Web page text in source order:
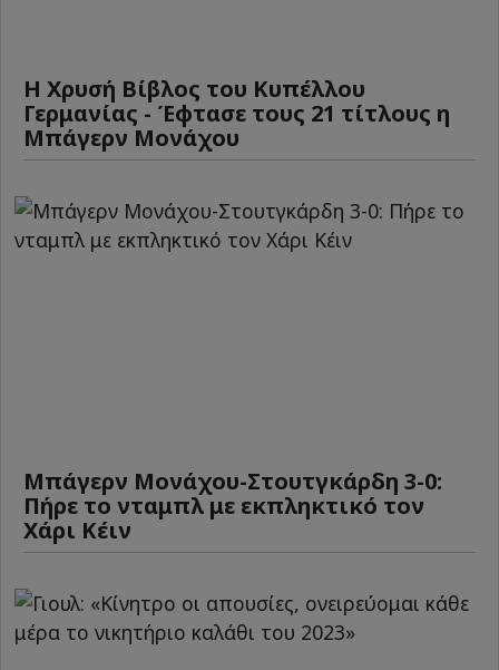
Η Χρυσή Βίβλος του Κυπέλλου
Γερμανίας - Έφτασε τους 21 τίτλους η
Μπάγερν Μονάχου
Μπάγερν Μονάχου-Στουτγκάρδη 3-0:
Πήρε το νταμπλ με εκπληκτικό τον
Χάρι Κέιν